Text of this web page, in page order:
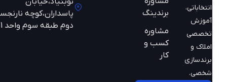
انتخاباتی،
آموزش
تخصصی
املاک و
برندسازی
شخصی.
برندینگ
مشاوره
کسب و
پاسداران،کوچه نارنجستان
دوم طبقه سوم واحد 301